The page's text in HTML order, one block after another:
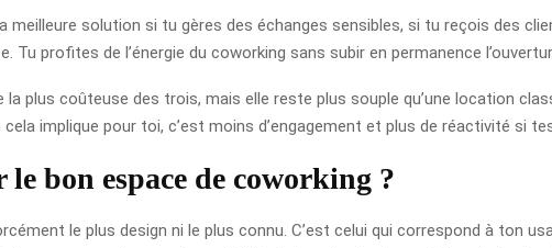
meilleure solution si tu gères des échanges sensibles, si tu reçois des
Tu profites de l’énergie du coworking sans subir en permanence
la plus coûteuse des trois, mais elle reste plus souple qu’une location
implique pour toi, c’est moins d’engagement et plus de réactivité si
bon espace de coworking ?
le plus design ni le plus connu. C’est celui qui correspond à ton